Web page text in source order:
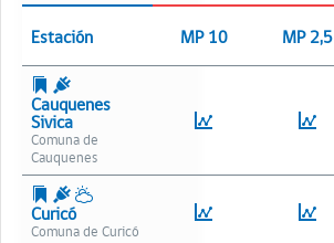
Estación MP 10 MP 2,5
Cauquenes
Sivica
Cauquenes
Curicó
Curicó